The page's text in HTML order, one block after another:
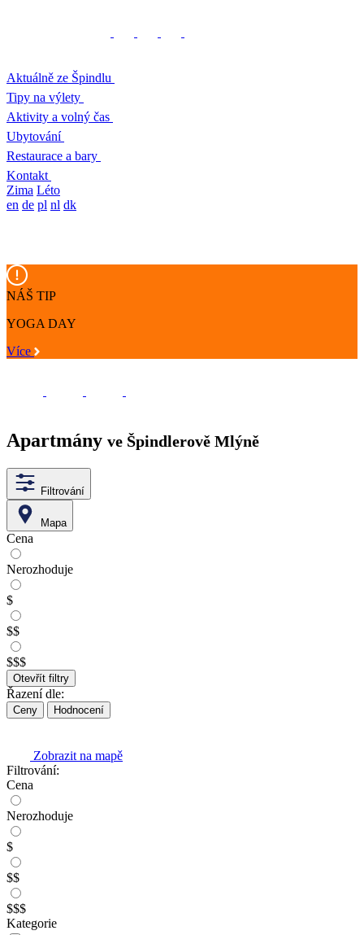
Aktuálně ze Špindlu
Tipy na výlety
Aktivity a volný čas
Ubytování
Restaurace a bary
Kontakt
Zima Léto
en de pl nl dk
NÁŠ TIP
YOGA DAY
Více
Apartmány ve Špindlerově Mlýně
Filtrování
Mapa
Cena
Nerozhoduje
$
$$
$$$
Otevřít filtry
Řazení dle:
Ceny Hodnocení
Zobrazit na mapě
Filtrování:
Cena
Nerozhoduje
$
$$
$$$
Kategorie